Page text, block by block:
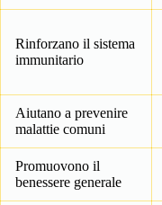
Rinforzano il sistema
immunitario
Aiutano a prevenire
malattie comuni
Promuovono il
benessere generale